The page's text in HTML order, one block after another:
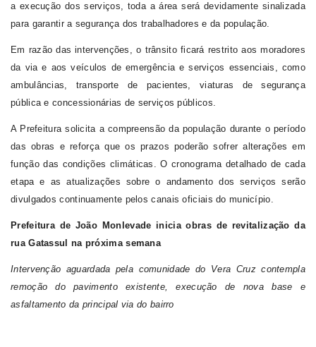
a execução dos serviços, toda a área será devidamente sinalizada
para garantir a segurança dos trabalhadores e da população.
Em razão das intervenções, o trânsito ficará restrito aos moradores
da via e aos veículos de emergência e serviços essenciais, como
ambulâncias, transporte de pacientes, viaturas de segurança
pública e concessionárias de serviços públicos.
A Prefeitura solicita a compreensão da população durante o período
das obras e reforça que os prazos poderão sofrer alterações em
função das condições climáticas. O cronograma detalhado de cada
etapa e as atualizações sobre o andamento dos serviços serão
divulgados continuamente pelos canais oficiais do município.
Prefeitura de João Monlevade inicia obras de revitalização da
rua Gatassul na próxima semana
Intervenção aguardada pela comunidade do Vera Cruz contempla
remoção do pavimento existente, execução de nova base e
asfaltamento da principal via do bairro